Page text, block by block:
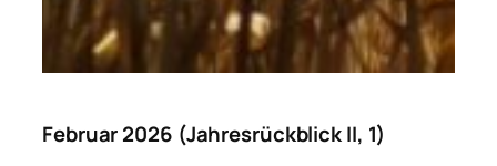
Februar 2026 (Jahresrückblick II, 1)